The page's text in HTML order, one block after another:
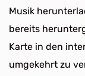
Musik
bereits
Karte in den
umgekehrt zu